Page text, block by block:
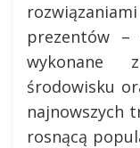
prezentów
wykonane
środowisku
najnowszych
rosnącą